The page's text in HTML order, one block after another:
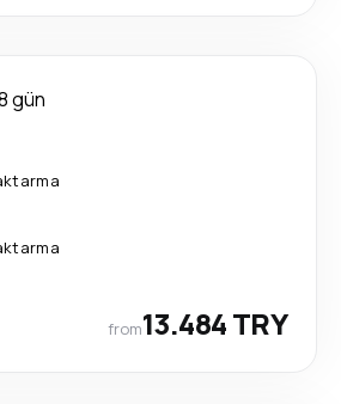
gün
from13.484 TRY